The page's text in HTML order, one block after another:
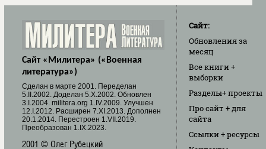
Сайт «Милитера» («Военная
литература»)
Cделан в марте 2001. Переделан
5.II.2002. Доделан 5.X.2002. Обновлен
3.I.2004. militera.org 1.IV.2009. Улучшен
12.I.2012. Расширен 7.XI.2013. Дополнен
20.1.2014. Перестроен 1.VII.2019.
Преобразован 1.IX.2023.
2001 © Олег Рубецкий
Сайт:
Обновленияза
месяц
Все книги+
выборки
Разделы+ проекты
Про сайт + для
сайта
Ссылки+ ресурсы